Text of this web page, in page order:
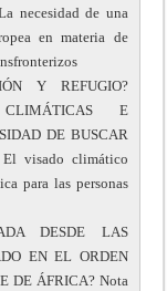
necesidad de una
en materia de
Y REFUGIO?
CLIMÁTICAS E
DE BUSCAR
El visado climático
para las personas
DESDE LAS
EN EL ORDEN
DE ÁFRICA? Nota